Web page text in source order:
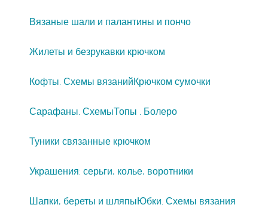
Вязаные шали и палантины и пончо
Жилеты и безрукавки крючком
Кофты. Схемы вязанийКрючком сумочки
Сарафаны. СхемыТопы . Болеро
Туники связанные крючком
Украшения: серьги, колье, воротники
Шапки, береты и шляпыЮбки. Схемы вязания